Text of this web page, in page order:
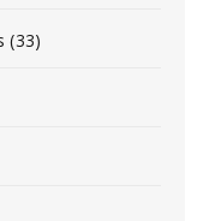
(33)